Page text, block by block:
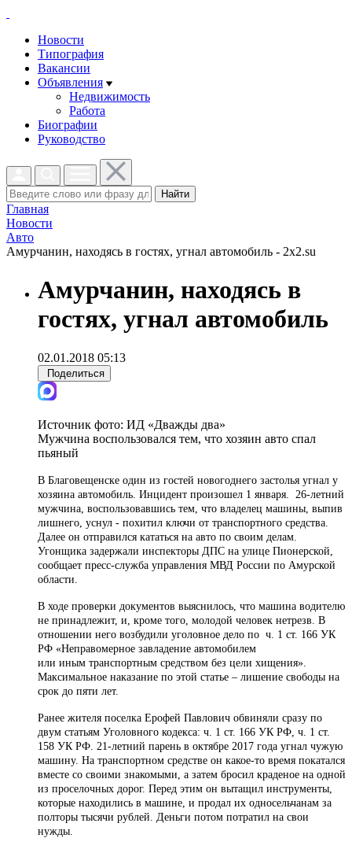
Новости
Типография
Вакансии
Объявления
Недвижимость
Работа
Биографии
Руководство
Найти
Главная
Новости
Авто
Амурчанин, находясь в гостях, угнал автомобиль - 2x2.su
Амурчанин, находясь в
гостях, угнал автомобиль
02.01.2018 05:13
Поделиться
Источник фото: ИД «Дважды два»
Мужчина воспользовался тем, что хозяин авто спал
пьяный
В Благовещенске один из гостей новогоднего застолья угнал у
хозяина автомобиль. Инцидент произошел 1 января. 26-летний
мужчина, воспользовавшись тем, что владелец машины, выпив
лишнего, уснул - похитил ключи от транспортного средства.
Далее он отправился кататься на авто по своим делам.
Угонщика задержали инспекторы ДПС на улице Пионерской,
сообщает пресс-служба управления МВД России по Амурской
области.
В ходе проверки документов выяснилось, что машина водителю
не принадлежит, и, кроме того, молодой человек нетрезв. В
отношении него возбудили уголовное дело по ч. 1 ст. 166 УК
РФ «Неправомерное завладение автомобилем
или иным транспортным средством без цели хищения».
Максимальное наказание по этой статье – лишение свободы на
срок до пяти лет.
Ранее жителя поселка Ерофей Павлович обвиняли сразу по
двум статьям Уголовного кодекса: ч. 1 ст. 166 УК РФ, ч. 1 ст.
158 УК РФ. 21-летний парень в октябре 2017 года угнал чужую
машину. На транспортном средстве он какое-то время покатался
вместе со своими знакомыми, а затем бросил краденое на одной
из проселочных дорог. Перед этим он вытащил инструменты,
которые находились в машине, и продал их односельчанам за
полторы тысячи рублей. Деньги потом потратил на свои
нужды.